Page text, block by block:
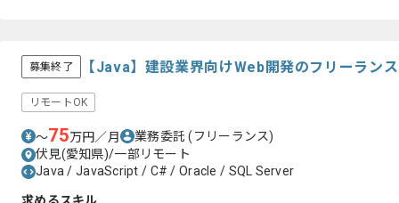
募集終了 【Java】建設業界向けWeb開発のフリーラン
リモートOK
〜75万円／月 業務委託(フリーランス)
伏見(愛知県)/一部リモート
Java / JavaScript / C# / Oracle / SQL Server